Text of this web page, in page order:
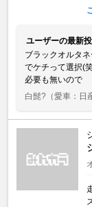
ユーザーの最新
ブラックオルタ
でケチって選択(
必要も無いので
白髭? （愛車：日